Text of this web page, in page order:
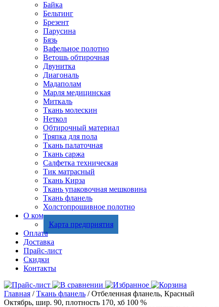
Байка
Бельтинг
Брезент
Парусина
Бязь
Вафельное полотно
Ветошь обтирочная
Двунитка
Диагональ
Мадаполам
Марля медицинская
Миткаль
Ткань молескин
Неткол
Обтирочный материал
Тряпка для пола
Ткань палаточная
Ткань саржа
Салфетка техническая
Тик матрасный
Ткань Кирза
Ткань упаковочная мешковина
Ткань фланель
Холстопрошивное полотно
О компании
Карта предприятия
Оплата
Доставка
Прайс-лист
Скидки
Контакты
Главная /Ткань фланель / Отбеленная фланель, Красный
Октябрь, шир. 90, плотность 170, хб 100 %